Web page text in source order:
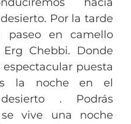
hacia
Por la tarde
paseo en camello
Chebbi. Donde
puesta
la noche en el
. Podrás
vive una noche